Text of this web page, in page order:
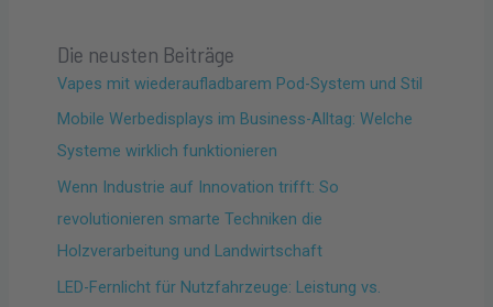
Die neusten Beiträge
Vapes mit wiederaufladbarem Pod-System und Stil
Mobile Werbedisplays im Business-Alltag: Welche
Systeme wirklich funktionieren
Wenn Industrie auf Innovation trifft: So
revolutionieren smarte Techniken die
Holzverarbeitung und Landwirtschaft
LED-Fernlicht für Nutzfahrzeuge: Leistung vs.